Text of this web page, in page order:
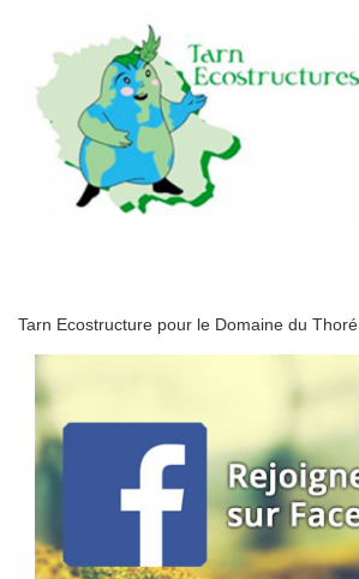
Tarn Ecostructure pour le Domaine du Thoré